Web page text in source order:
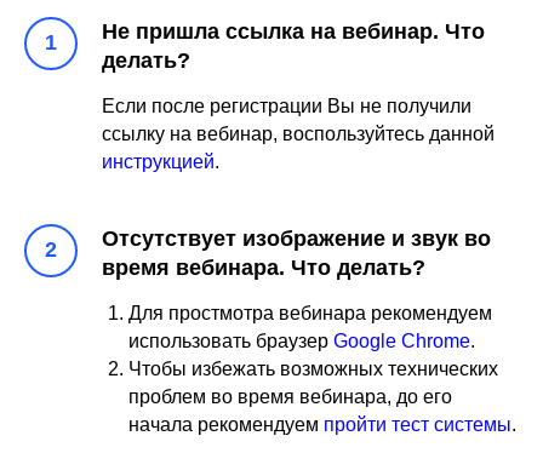
Не пришла ссылка на вебинар. Что
делать?
Если после регистрации Вы не получили
ссылку на вебинар, воспользуйтесь данной
инструкцией.
Отсутствует изображение и звук во
время вебинара. Что делать?
Для простмотра вебинара рекомендуем
использовать браузер Google Chrome.
Чтобы избежать возможных технических
проблем во время вебинара, до его
начала рекомендуем пройти тест системы.